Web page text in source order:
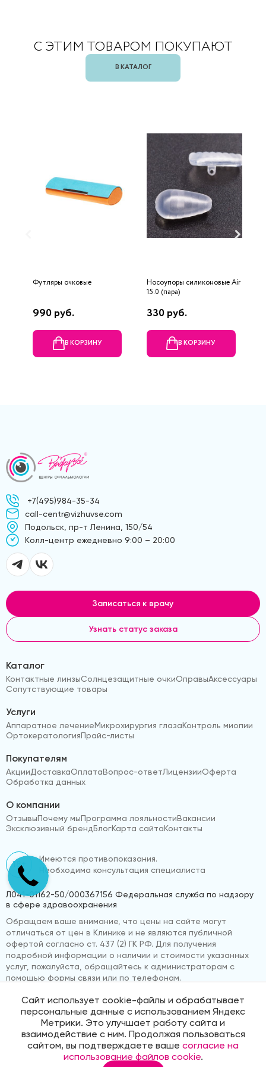
С ЭТИМ ТОВАРОМ ПОКУПАЮТ
В КАТАЛОГ
Футляры очковые
990 руб.
В КОРЗИНУ
Носоупоры силиконовые Air
15.0 (пара)
330 руб.
В КОРЗИНУ
+7(495)984-35-34
call-centr@vizhuvse.com
Подольск, пр-т Ленина, 150/54
Kолл-центр ежедневно 9:00 – 20:00
Записаться к врачу
Узнать статус заказа
Каталог
Контактные линзыСолнцезащитные очкиОправыАксессуары
Сопутствующие товары
Услуги
Аппаратное лечениеМикрохирургия глазаКонтроль миопии
ОртокератологияПрайс-листы
Покупателям
АкцииДоставкаОплатаВопрос-ответЛицензииОферта
Обработка данных
О компании
ОтзывыПочему мыПрограмма лояльностиВакансии
Эксклюзивный брендБлогКарта сайтаКонтакты
18+
Имеются противопоказания.
Необходима консультация специалиста
Л041-01162-50/000367156 Федеральная служба по надзору
в сфере здравоохранения
Обращаем ваше внимание, что цены на сайте могут
отличаться от цен в Клинике и не являются публичной
офертой согласно ст. 437 (2) ГК РФ. Для получения
подробной информации о наличии и стоимости указанных
услуг, пожалуйста, обращайтесь к администраторам с
помощью формы связи или по телефонам.
© 2026 «ВижуВсё»
Реквизиты компании
Политика обработки персональных данных
Продвижение сайтаMedmaps
Сайт использует cookie-файлы и обрабатывает
персональные данные с использованием Яндекс
Метрики. Это улучшает работу сайта и
взаимодействие с ним. Продолжая пользоваться
сайтом, вы подтверждаете ваше согласие на
использование файлов cookie.